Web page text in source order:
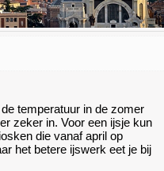
temperatuur in de zomer
zeker in. Voor een ijsje kun
die vanaf april op
het betere ijswerk eet je bij